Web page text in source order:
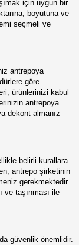
için uygun bir
boyutuna ve
seçmeli ve
antrepoya
göre
ürünlerinizi kabul
antrepoya
dekont almanız
belirli kurallara
antrepo şirketinin
gerekmektedir.
ve taşınması ile
güvenlik önemlidir.